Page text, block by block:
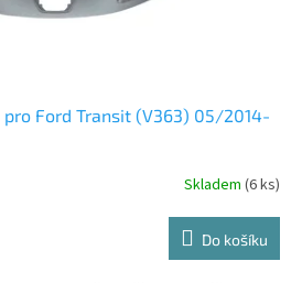
pro Ford Transit (V363) 05/2014-
Skladem (6 ks)
Do košíku